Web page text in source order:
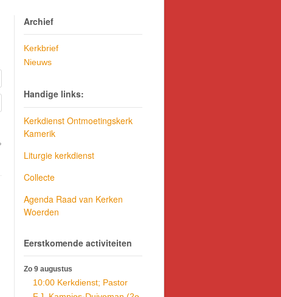
Archief
Kerkbrief
Nieuws
Handige links:
Kerkdienst Ontmoetingskerk
Kamerik
Liturgie kerkdienst
Collecte
Agenda Raad van Kerken
Woerden
Eerstkomende activiteiten
Zo 9 augustus
10:00 Kerkdienst; Pastor